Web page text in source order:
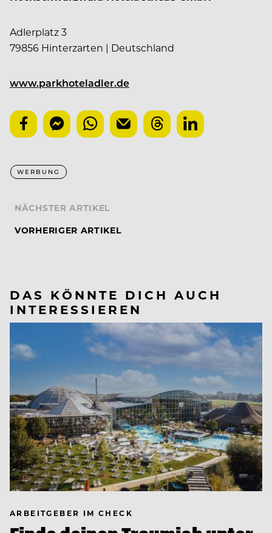
Adlerplatz 3
79856 Hinterzarten | Deutschland
www.parkhoteladler.de
WERBUNG
NÄCHSTER ARTIKEL
VORHERIGER ARTIKEL
DAS KÖNNTE DICH AUCH
INTERESSIEREN
ARBEITGEBER IM CHECK